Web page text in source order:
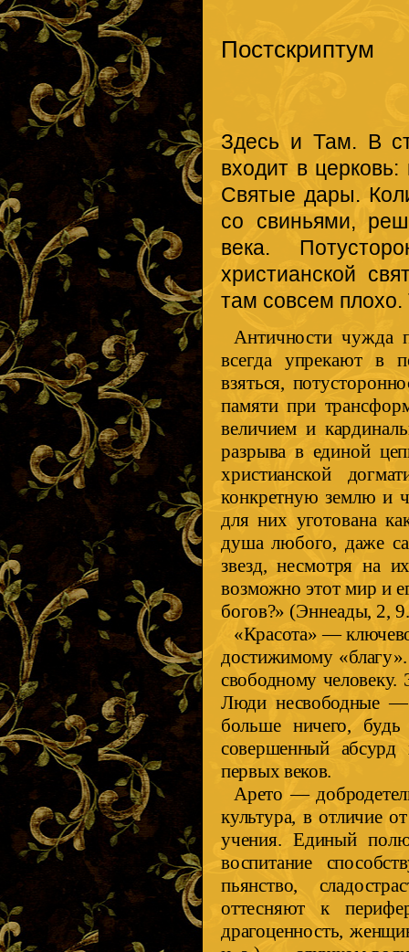
Постскриптум
Здесь и Там. В
входит в
Святые дары.
со свиньями,
века.
христианской
там совсем
Античности чужда
всегда упрекают в
взяться,
памяти при
величием и
разрыва в единой
христианской
конкретную землю и
для них уготована
душа любого, даже
звезд, несмотря на
возможно этот мир и
богов?» (Эннеады, 2,
«Красота»—
достижимому
свободному человеку.
Люди несвободные —
больше ничего,
совершенный абсурд
первых веков.
Арето —
культура, в отличие
учения. Единый
воспитание
пьянство,
оттесняют к
драгоценность,